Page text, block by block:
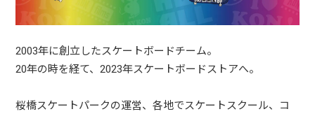
2003年に創立したスケートボードチーム。
20年の時を経て、2023年スケートボードストアへ。
桜橋スケートパークの運営、各地でスケートスクール、コ